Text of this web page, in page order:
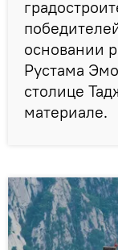
основании
Рустама
столице
материале.